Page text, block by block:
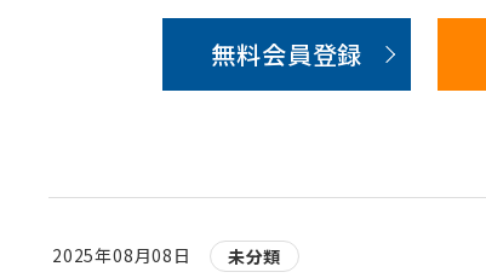
無料会員登録
2025年08月08日 未分類